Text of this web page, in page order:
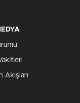
Akışları